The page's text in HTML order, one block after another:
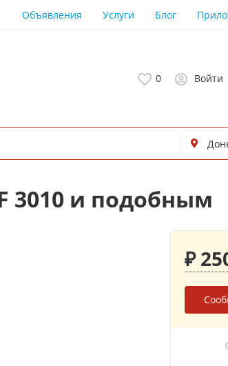
Объявления Услуги Блог
0 Войти
3010 и подобным
₽